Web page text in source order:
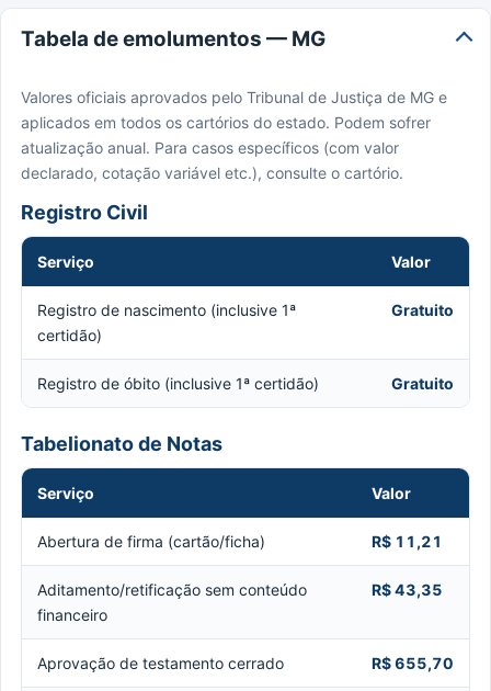
Tabela de emolumentos — MG
Valores oficiais aprovados pelo Tribunal de Justiça de MG e
aplicados em todos os cartórios do estado. Podem sofrer
atualização anual. Para casos específicos (com valor
declarado, cotação variável etc.), consulte o cartório.
Registro Civil
Serviço Valor
Registro de nascimento (inclusive 1ª
certidão)
Gratuito
Registro de óbito (inclusive 1ª certidão) Gratuito
Tabelionato de Notas
Serviço Valor
Abertura de firma (cartão/ficha) R$ 11,21
Aditamento/retificação sem conteúdo
financeiro
R$ 43,35
Aprovação de testamento cerrado R$ 655,70